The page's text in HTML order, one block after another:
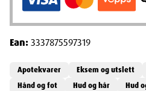
Ean:3337875597319
Apotekvarer Eksem og utslett
Hånd og fot
Hud og hår Hud